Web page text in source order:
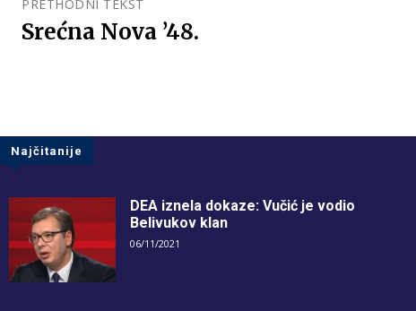
PRETHODNI TEKST
Srećna Nova ’48.
Najčitanije
DEA iznela dokaze: Vučić je vodio
Belivukov klan
06/11/2021